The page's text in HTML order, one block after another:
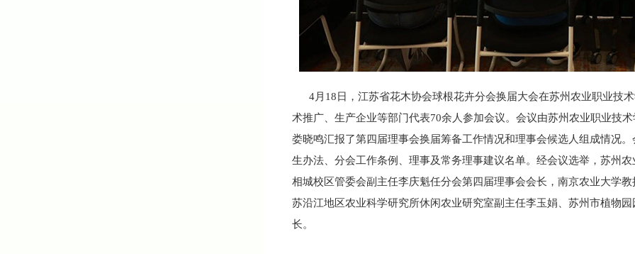
4月18日，江苏省花木协会球根花卉分会换届大会在苏州农业职业技
术推广、生产企业等部门代表70余人参加会议。会议由苏州农业职业技
娄晓鸣汇报了第四届理事会换届筹备工作情况和理事会候选人组成情况
生办法、分会工作条例、理事及常务理事建议名单。经会议选举，苏州
相城校区管委会副主任李庆魁任分会第四届理事会会长，南京农业大学
苏沿江地区农业科学研究所休闲农业研究室副主任李玉娟、苏州市植物
长。